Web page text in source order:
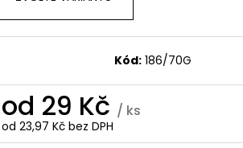
Kód: 186/70G
od 29 Kč / ks
od 23,97 Kč bez DPH
Měrná
SLZA S OBRATLIKEM